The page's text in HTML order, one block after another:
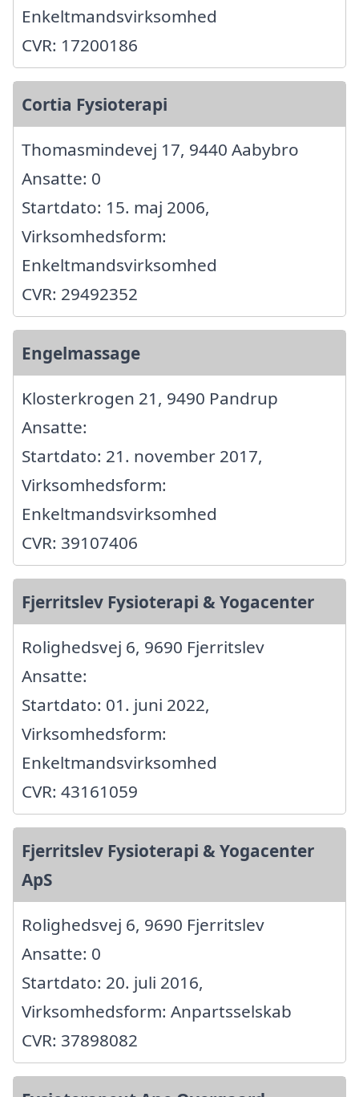
Enkeltmandsvirksomhed
CVR: 17200186
Cortia Fysioterapi
Thomasmindevej 17, 9440 Aabybro
Ansatte: 0
Startdato: 15. maj 2006,
Virksomhedsform:
Enkeltmandsvirksomhed
CVR: 29492352
Engelmassage
Klosterkrogen 21, 9490 Pandrup
Ansatte:
Startdato: 21. november 2017,
Virksomhedsform:
Enkeltmandsvirksomhed
CVR: 39107406
Fjerritslev Fysioterapi & Yogacenter
Rolighedsvej 6, 9690 Fjerritslev
Ansatte:
Startdato: 01. juni 2022,
Virksomhedsform:
Enkeltmandsvirksomhed
CVR: 43161059
Fjerritslev Fysioterapi & Yogacenter
ApS
Rolighedsvej 6, 9690 Fjerritslev
Ansatte: 0
Startdato: 20. juli 2016,
Virksomhedsform: Anpartsselskab
CVR: 37898082